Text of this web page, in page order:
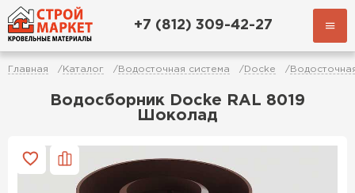
+7 (812) 309-42-27
Главная Каталог Водосточная система Docke
Водосборник Docke RAL 8019
Шоколад